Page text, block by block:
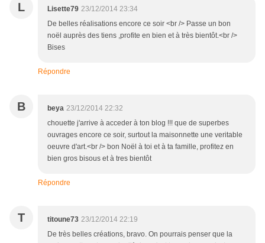
L Lisette79 23/12/2014 23:34
De belles réalisations encore ce soir <br /> Passe un bon
noël auprès des tiens ,profite en bien et à très bientôt.<br />
Bises
Répondre
B beya 23/12/2014 22:32
chouette j'arrive à acceder à ton blog !!! que de superbes
ouvrages encore ce soir, surtout la maisonnette une veritable
oeuvre d'art.<br /> bon Noël à toi et à ta famille, profitez en
bien gros bisous et à tres bientôt
Répondre
T titoune73 23/12/2014 22:19
De très belles créations, bravo. On pourrais penser que la